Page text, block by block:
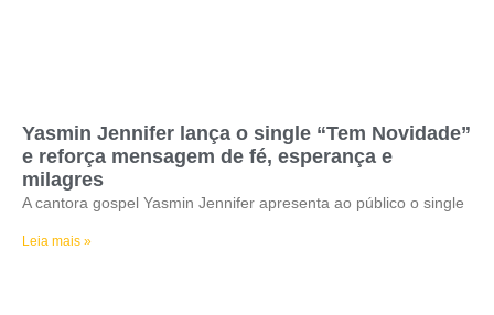
Yasmin Jennifer lança o single “Tem Novidade”
e reforça mensagem de fé, esperança e
milagres
A cantora gospel Yasmin Jennifer apresenta ao público o single
Leia mais »